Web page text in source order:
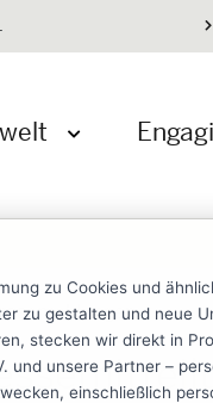
zu Cookies und
zu gestalten und neue
stecken wir direkt in
und unsere Partner –
einschließlich